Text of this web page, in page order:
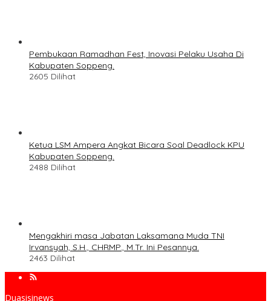
Pembukaan Ramadhan Fest, Inovasi Pelaku Usaha Di
Kabupaten Soppeng.
2605 Dilihat
Ketua LSM Ampera Angkat Bicara Soal Deadlock KPU
Kabupaten Soppeng.
2488 Dilihat
Mengakhiri masa Jabatan Laksamana Muda TNI
Irvansyah, S.H., CHRMP., M.Tr. Ini Pesannya.
2463 Dilihat
Duasisinews